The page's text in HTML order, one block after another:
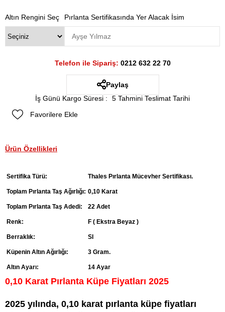
Altın Rengini Seç Pırlanta Sertifikasında Yer Alacak İsim
Telefon ile Sipariş: 0212 632 22 70
Paylaş
İş Günü Kargo Süresi :
5 Tahmini Teslimat Tarihi
Favorilere Ekle
Ürün Özellikleri
Sertifika Türü: Thales Pırlanta Mücevher Sertifikası.
Toplam Pırlanta Taş Ağırlığı: 0,10 Karat
Toplam Pırlanta Taş Adedi: 22 Adet
Renk: F ( Ekstra Beyaz )
Berraklık: SI
Küpenin Altın Ağırlığı: 3 Gram.
Altın Ayarı: 14 Ayar
0,10 Karat Pırlanta Küpe Fiyatları 2025
2025 yılında, 0,10 karat pırlanta küpe fiyatları